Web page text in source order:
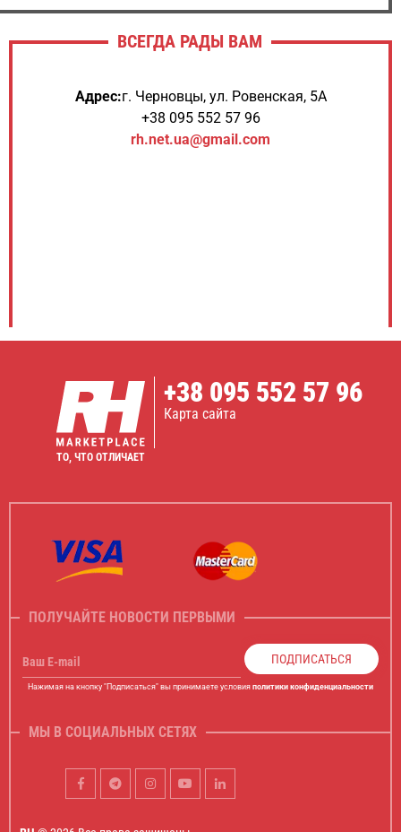
ВСЕГДА РАДЫ ВАМ
Адрес:г. Черновцы, ул. Ровенская, 5А
+38 095 552 57 96
rh.net.ua@gmail.com
ТО, ЧТО ОТЛИЧАЕТ
+38 095 552 57 96
Карта сайта
ПОЛУЧАЙТЕ НОВОСТИ ПЕРВЫМИ
Ваш E-mail ПОДПИСАТЬСЯ
Нажимая на кнопку "Подписаться" вы принимаете условия политики конфиденциальности
МЫ В СОЦИАЛЬНЫХ СЕТЯХ